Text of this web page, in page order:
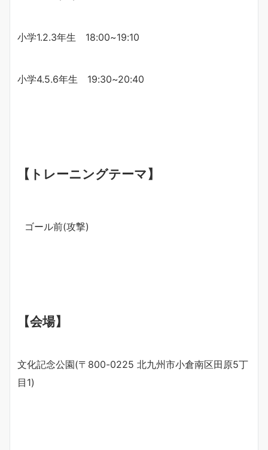
小学1.2.3年生 18:00~19:10
小学4.5.6年生 19:30~20:40
【トレーニングテーマ】
ゴール前(攻撃)
【会場】
文化記念公園(〒800-0225 北九州市小倉南区田原5丁
目1)